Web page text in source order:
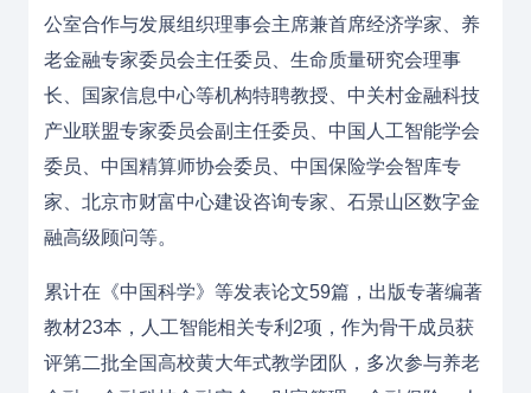
公室合作与发展组织理事会主席兼首席经济学家、养
老金融专家委员会主任委员、生命质量研究会理事
长、国家信息中心等机构特聘教授、中关村金融科技
产业联盟专家委员会副主任委员、中国人工智能学会
委员、中国精算师协会委员、中国保险学会智库专
家、北京市财富中心建设咨询专家、石景山区数字金
融高级顾问等。
累计在《中国科学》等发表论文59篇，出版专著编著
教材23本，人工智能相关专利2项，作为骨干成员获
评第二批全国高校黄大年式教学团队，多次参与养老